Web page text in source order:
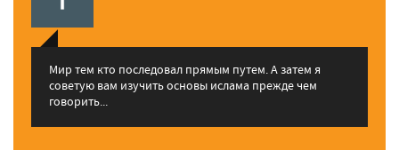
Мир тем кто последовал прямым путем. А затем я
советую вам изучить основы ислама прежде чем
говорить...